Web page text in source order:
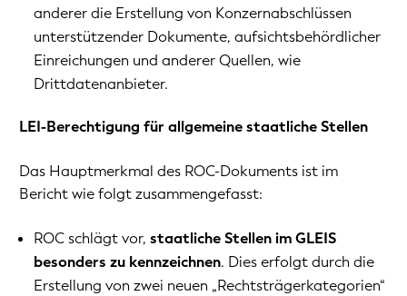
anderer die Erstellung von Konzernabschlüssen
unterstützender Dokumente, aufsichtsbehördlicher
Einreichungen und anderer Quellen, wie
Drittdatenanbieter.
LEI-Berechtigung für allgemeine staatliche Stellen
Das Hauptmerkmal des ROC-Dokuments ist im
Bericht wie folgt zusammengefasst:
ROC schlägt vor, staatliche Stellen im GLEIS
besonders zu kennzeichnen. Dies erfolgt durch die
Erstellung von zwei neuen „Rechtsträgerkategorien“